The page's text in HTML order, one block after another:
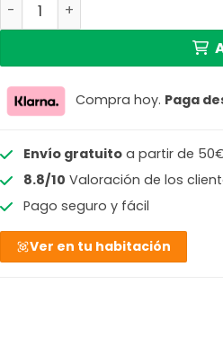
Compra hoy. Paga
Envío gratuitoa partir de
8.8/10 Valoración de los
Pago seguro y fácil
Ver en tu habitación